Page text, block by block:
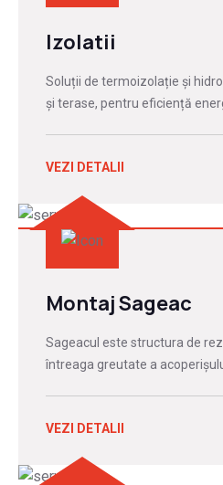
Izolatii
Soluții de termoizolație și
și terase, pentru eficiență
VEZI DETALII
Montaj Sageac
Sageacul este structura de
întreaga greutate a
VEZI DETALII